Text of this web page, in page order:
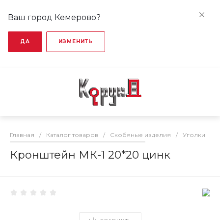
Ваш город Кемерово?
ДА ИЗМЕНИТЬ
Главная / Каталог товаров / Скобяные изделия / Уголки
Кронштейн МК-1 20*20 цинк